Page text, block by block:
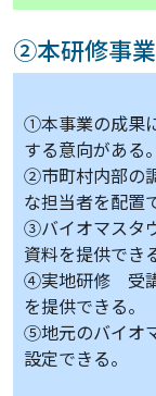
②本研修事
①本事業の成果
する意向がある。
②市町村内部の
な担当者を配置
③バイオマスタ
資料を提供でき
④実地研修 受講
を提供できる。
⑤地元のバイオ
設定できる。